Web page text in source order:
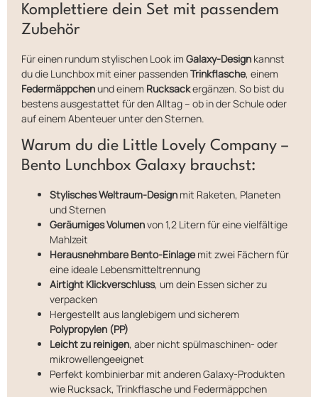
Komplettiere dein Set mit passendem
Zubehör
Für einen rundum stylischen Look im Galaxy-Design kannst
du die Lunchbox mit einer passendenTrinkflasche, einem
Federmäppchenund einem Rucksackergänzen. So bist du
bestens ausgestattet für den Alltag – ob in der Schule oder
auf einem Abenteuer unter den Sternen.
Warum du die Little Lovely Company –
Bento Lunchbox Galaxy brauchst:
Stylisches Weltraum-Design mit Raketen, Planeten
und Sternen
Geräumiges Volumenvon 1,2 Litern für eine vielfältige
Mahlzeit
Herausnehmbare Bento-Einlage mit zwei Fächern für
eine ideale Lebensmitteltrennung
Airtight Klickverschluss, um dein Essen sicher zu
verpacken
Hergestellt aus langlebigem und sicherem
Polypropylen (PP)
Leicht zu reinigen, aber nicht spülmaschinen- oder
mikrowellengeeignet
Perfekt kombinierbar mit anderen Galaxy-Produkten
wie Rucksack, Trinkflasche und Federmäppchen